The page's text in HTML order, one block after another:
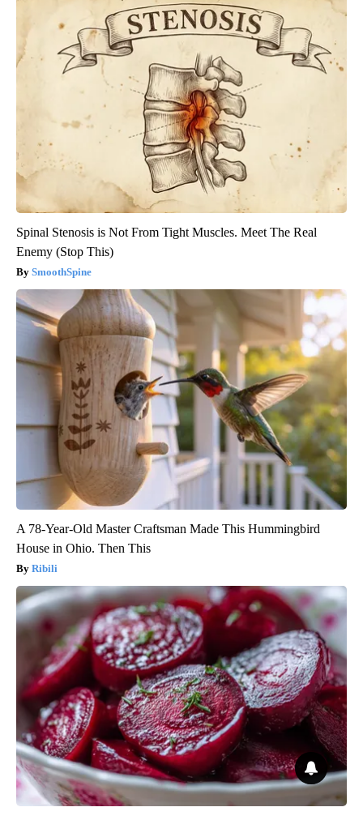
Spinal Stenosis is Not From Tight Muscles. Meet The Real
Enemy (Stop This)
SmoothSpine
A 78-Year-Old Master Craftsman Made This Hummingbird
House in Ohio. Then This
Ribili